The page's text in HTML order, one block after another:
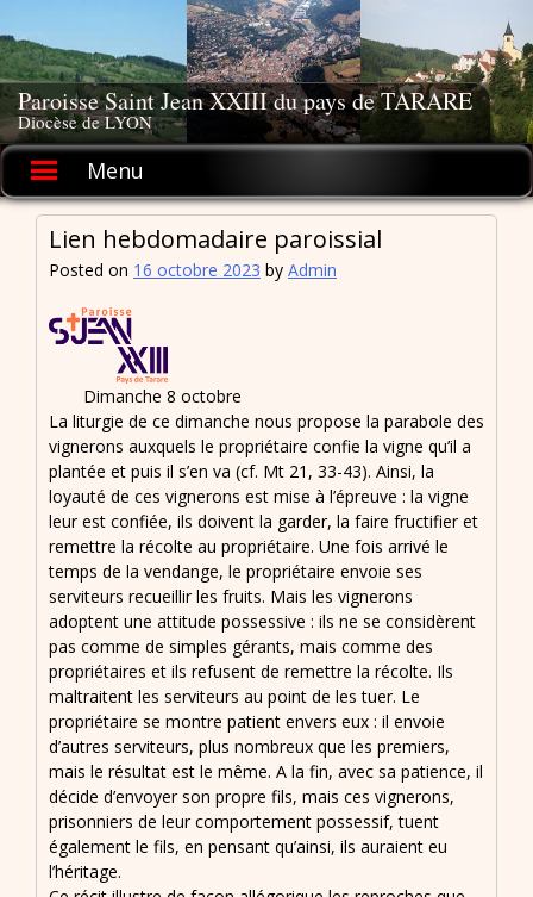
to
content
Paroisse Saint Jean XXIII du pays de TARARE
Diocèse de LYON
Menu
Lien hebdomadaire paroissial
Posted on 16 octobre 2023 by Admin
Dimanche 8 octobre
La liturgie de ce dimanche nous propose la parabole des
vignerons auxquels le propriétaire confie la vigne qu’il a
plantée et puis il s’en va (cf. Mt 21, 33-43). Ainsi, la
loyauté de ces vignerons est mise à l’épreuve : la vigne
leur est confiée, ils doivent la garder, la faire fructifier et
remettre la récolte au propriétaire. Une fois arrivé le
temps de la vendange, le propriétaire envoie ses
serviteurs recueillir les fruits. Mais les vignerons
adoptent une attitude possessive : ils ne se considèrent
pas comme de simples gérants, mais comme des
propriétaires et ils refusent de remettre la récolte. Ils
maltraitent les serviteurs au point de les tuer. Le
propriétaire se montre patient envers eux : il envoie
d’autres serviteurs, plus nombreux que les premiers,
mais le résultat est le même. A la fin, avec sa patience, il
décide d’envoyer son propre fils, mais ces vignerons,
prisonniers de leur comportement possessif, tuent
également le fils, en pensant qu’ainsi, ils auraient eu
l’héritage.